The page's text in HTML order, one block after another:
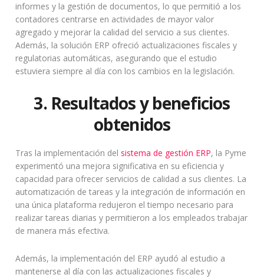
informes y la gestión de documentos, lo que permitió a los
contadores centrarse en actividades de mayor valor
agregado y mejorar la calidad del servicio a sus clientes.
Además, la solución ERP ofreció actualizaciones fiscales y
regulatorias automáticas, asegurando que el estudio
estuviera siempre al día con los cambios en la legislación.
3. Resultados y beneficios
obtenidos
Tras la implementación delsistema de gestión ERP, la Pyme
experimentó una mejora significativa en su eficiencia y
capacidad para ofrecer servicios de calidad a sus clientes. La
automatización de tareas y la integración de información en
una única plataforma redujeron el tiempo necesario para
realizar tareas diarias y permitieron a los empleados trabajar
de manera más efectiva.
Además, la implementación del ERP ayudó al estudio a
mantenerse al día con las actualizaciones fiscales y